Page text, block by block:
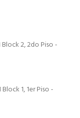
Block 2, 2do Piso -
1, 1er Piso -